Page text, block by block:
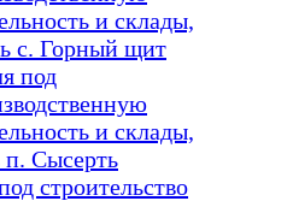
и склады,
с. Горный щит
под
и склады,
п. Сысерть
строительство